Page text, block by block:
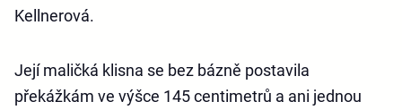
Kellnerová.
Její maličká klisna se bez bázně postavila
překážkám ve výšce 145 centimetrů a ani jednou